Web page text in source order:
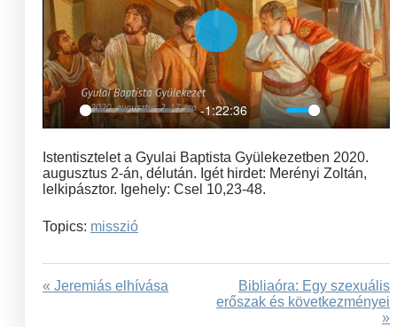
Play
-1:22:36
Mute Settings
Play
Istentisztelet a Gyulai Baptista Gyülekezetben 2020.
augusztus 2-án, délután. Igét hirdet: Merényi Zoltán,
lelkipásztor. Igehely: Csel 10,23-48.
Topics: misszió
« Jeremiás elhívása
Bibliaóra: Egy szexuális
erőszak és következményei
»